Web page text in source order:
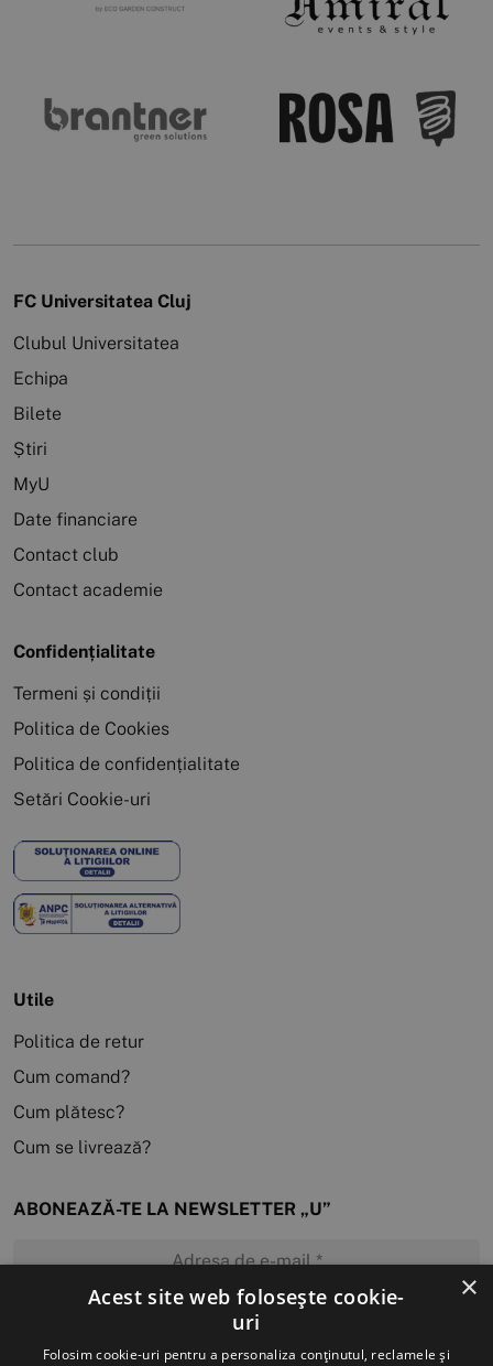
FC Universitatea Cluj
Clubul Universitatea
Echipa
Bilete
Știri
MyU
Date financiare
Contact club
Contact academie
Confidențialitate
Termeni și condiții
Politica de Cookies
Politica de confidențialitate
Setări Cookie-uri
Utile
Politica de retur
Cum comand?
Cum plătesc?
Cum se livrează?
ABONEAZĂ-TE LA NEWSLETTER „U”
MĂ ABONEZ
×
Acest site web folosește cookie-
uri
Folosim cookie-uri pentru a personaliza conținutul, reclamele și